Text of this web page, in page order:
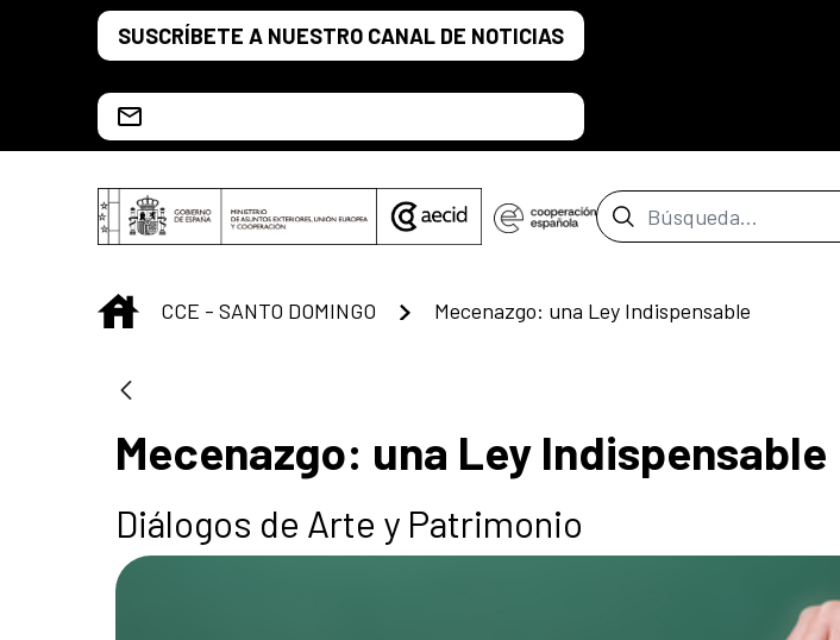
Saltar al contenido principal
SUSCRÍBETE A NUESTRO CANAL DE NOTICIAS
Barra de búsqueda
INICIO
CCE - SANTO DOMINGO Mecenazgo: una Ley Indispensable
Mecenazgo: una Ley Indispensable
Diálogos de Arte y Patrimonio